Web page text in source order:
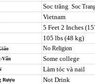
Soc trăng Soc
Vietnam
5 Feet 2 Inches
105 lbs (48 kg)
No Religion
Vấn Some college
Làm tóc và nail
Rượu Not Drink